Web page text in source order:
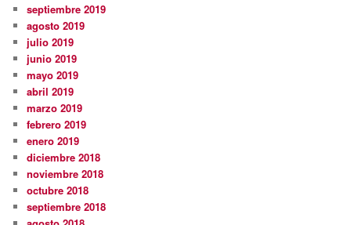
septiembre 2019
agosto 2019
julio 2019
junio 2019
mayo 2019
abril 2019
marzo 2019
febrero 2019
enero 2019
diciembre 2018
noviembre 2018
octubre 2018
septiembre 2018